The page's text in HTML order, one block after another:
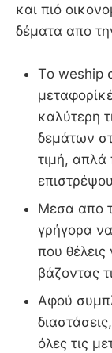
και πιό
δέματα απο
Τo weship
καλύτερη
δεμάτων
τιμή, απλά
Μεσα απο
γρήγορα
που θέλεις
βάζοντας
Αφού
όλες τις